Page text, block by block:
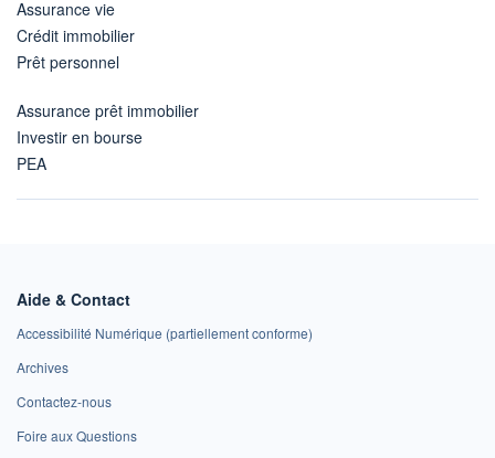
Assurance vie
Crédit immobilier
Prêt personnel
Assurance prêt immobilier
Investir en bourse
PEA
Aide & Contact
Accessibilité Numérique (partiellement conforme)
Archives
Contactez-nous
Foire aux Questions